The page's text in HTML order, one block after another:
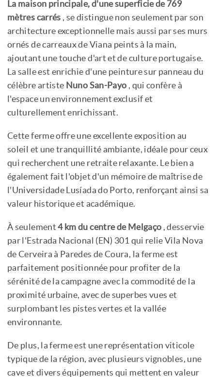
La maison principale, d'une superficie de 769
mètres carrés , se distingue non seulement par son
architecture exceptionnelle mais aussi par ses murs
ornés de carreaux de Viana peints à la main,
ajoutant une touche d'art et de culture portugaise.
La salle est enrichie d'une peinture sur panneau du
célèbre artiste Nuno San-Payo , qui confère à
l'espace un environnement exclusif et
culturellement enrichissant.
Cette ferme offre une excellente exposition au
soleil et une tranquillité ambiante, idéale pour ceux
qui recherchent une retraite relaxante. Le bien a
également fait l'objet d'un mémoire de maîtrise de
l'Universidade Lusíada do Porto, renforçant ainsi sa
valeur historique et académique.
À seulement4 km du centre de Melgaço , desservie
par l'Estrada Nacional (EN) 301 qui relie Vila Nova
de Cerveira à Paredes de Coura, la ferme est
parfaitement positionnée pour profiter de la
sérénité de la campagne avec la commodité de la
proximité urbaine, avec de superbes vues et
surplombant les pistes vertes et la vallée
environnante.
De plus, la ferme est une représentation viticole
typique de la région, avec plusieurs vignobles, une
cave et divers équipements qui mettent en valeur